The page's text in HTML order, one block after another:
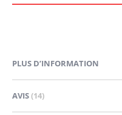
PLUS D’INFORMATION
AVIS 14